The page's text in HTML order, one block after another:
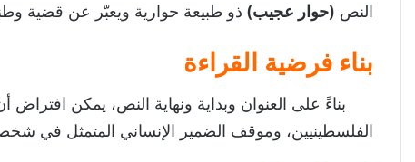
النص (حوار عجيب) ذو طبيعة حوارية ويعبّر عن قضية
بناء فرضية القراءة
بناءً على العنوان وبداية ونهاية النص، يمكن افتراض
الفلسطينيين، وموقف الضمير الإنساني المتمثل في